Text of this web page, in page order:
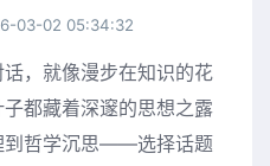
03-02 05:34:32
，就像漫步在知识的花
都藏着深邃的思想之露
到哲学沉思——选择话题